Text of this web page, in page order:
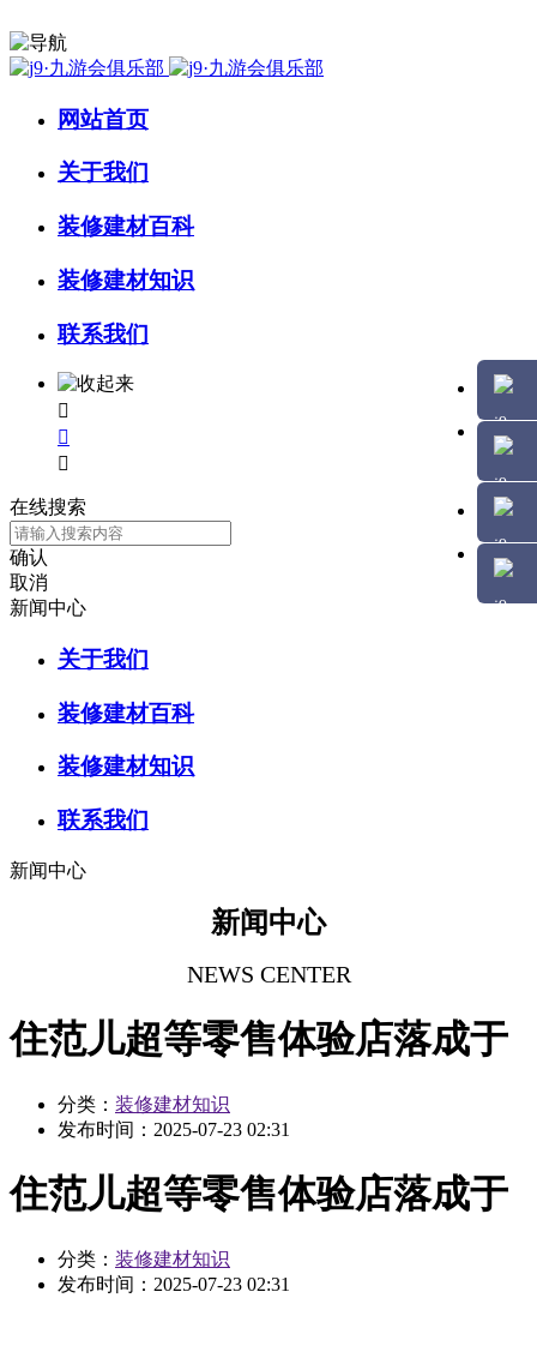
网站首页
关于我们
装修建材百科
装修建材知识
联系我们



在线搜索
确认
取消
新闻中心
关于我们
装修建材百科
装修建材知识
联系我们
新闻中心
新闻中心
NEWS CENTER
住范儿超等零售体验店落成于
分类： 装修建材知识
发布时间： 2025-07-23 02:31
住范儿超等零售体验店落成于
分类： 装修建材知识
发布时间： 2025-07-23 02:31